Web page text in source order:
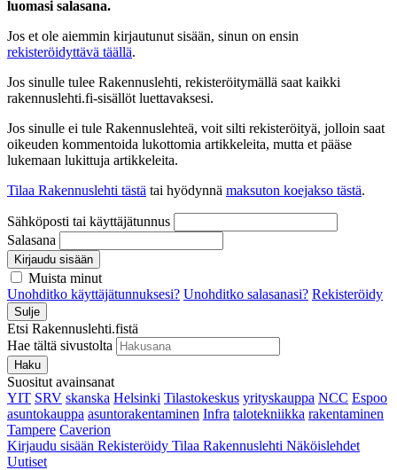
luomasi salasana.
Jos et ole aiemmin kirjautunut sisään, sinun on ensin
rekisteröidyttävä täällä.
Jos sinulle tulee Rakennuslehti, rekisteröitymällä saat kaikki
rakennuslehti.fi-sisällöt luettavaksesi.
Jos sinulle ei tule Rakennuslehteä, voit silti rekisteröityä, jolloin saat
oikeuden kommentoida lukottomia artikkeleita, mutta et pääse
lukemaan lukittuja artikkeleita.
Tilaa Rakennuslehti tästä tai hyödynnä maksuton koejakso tästä.
Sähköposti tai käyttäjätunnus
Salasana
Kirjaudu sisään
Muista minut
Unohditko käyttäjätunnuksesi? Unohditko salasanasi? Rekisteröidy
Sulje
Etsi Rakennuslehti.fistä
Hae tältä sivustolta
Haku
Suositut avainsanat
YIT SRV skanska Helsinki Tilastokeskus yrityskauppa NCC Espoo
asuntokauppa asuntorakentaminen Infra talotekniikka rakentaminen
Tampere Caverion
Kirjaudu sisään Rekisteröidy Tilaa Rakennuslehti Näköislehdet
Uutiset